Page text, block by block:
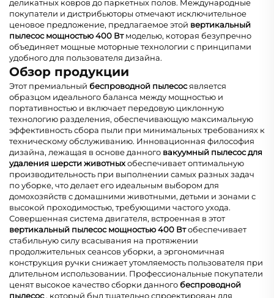
деликатных ковров до паркетных полов. Международные
покупатели и дистрибьюторы отмечают исключительное
ценовое предложение, предлагаемое этой вертикальный
пылесос мощностью 400 Втмоделью, которая безупречно
объединяет мощные моторные технологии с принципами
удобного для пользователя дизайна.
Обзор продукции
Этот премиальный беспроводной пылесосявляется
образцом идеального баланса между мощностью и
портативностью и включает передовую циклонную
технологию разделения, обеспечивающую максимальную
эффективность сбора пыли при минимальных требованиях к
техническому обслуживанию. Инновационная философия
дизайна, лежащая в основе данного вакуумный пылесос для
удаления шерсти животныхобеспечивает оптимальную
производительность при выполнении самых разных задач
по уборке, что делает его идеальным выбором для
домохозяйств с домашними животными, детьми и зонами с
высокой проходимостью, требующими частого ухода.
Совершенная система двигателя, встроенная в этот
вертикальный пылесос мощностью 400 Втобеспечивает
стабильную силу всасывания на протяжении
продолжительных сеансов уборки, а эргономичная
конструкция ручки снижает утомляемость пользователя при
длительном использовании. Профессиональные покупатели
ценят высокое качество сборки данного беспроводной
пылесос, который был тщательно спроектирован для